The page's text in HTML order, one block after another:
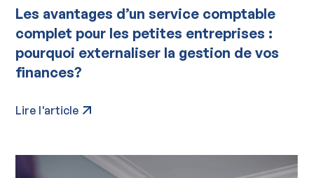
Les avantages d’un service comptable
complet pour les petites entreprises :
pourquoi externaliser la gestion de vos
finances?
Lire l'article